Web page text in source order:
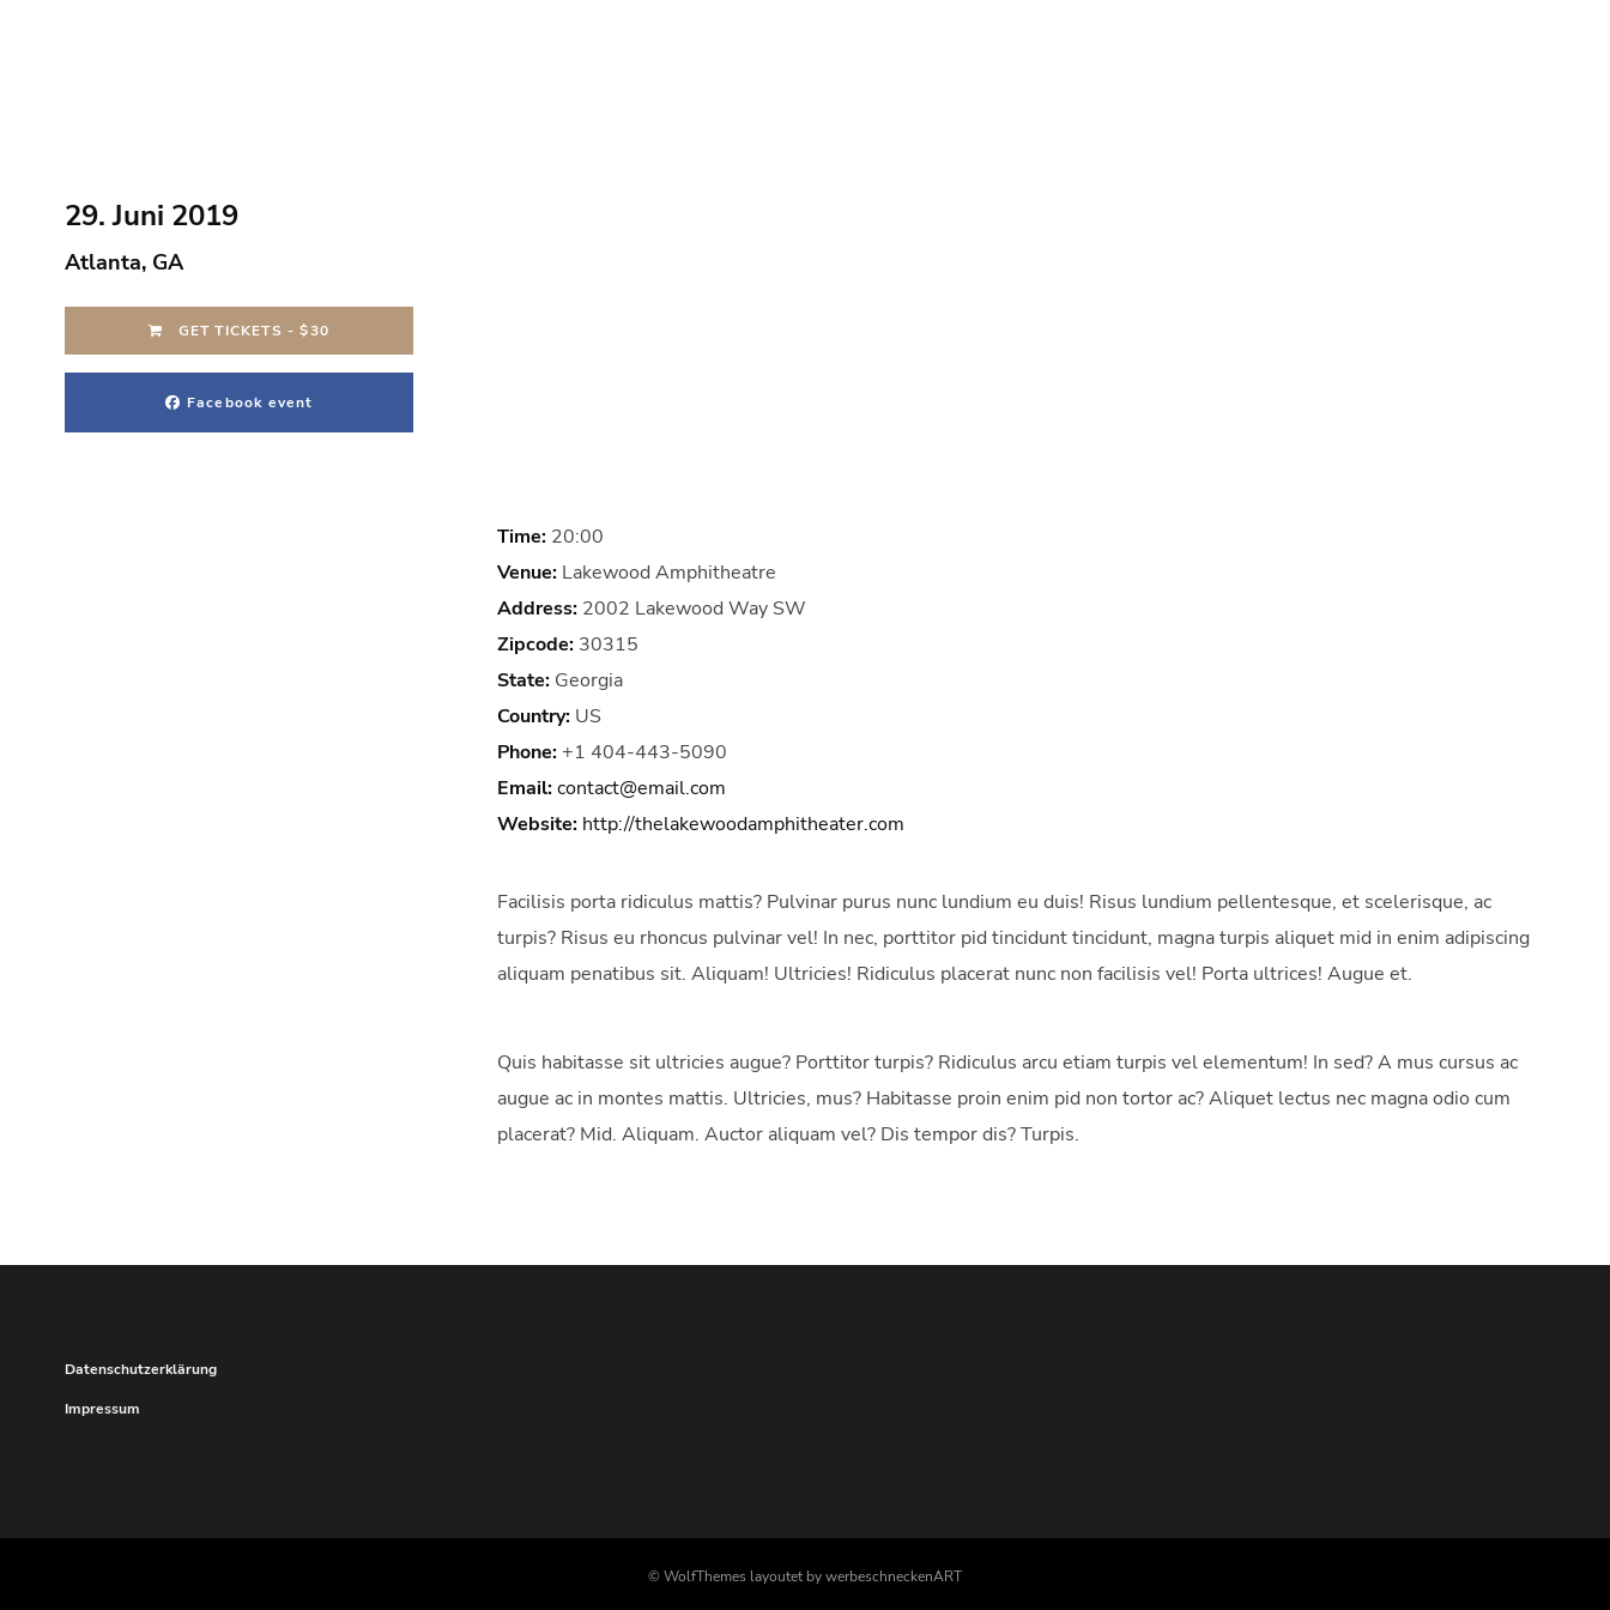
29. Juni 2019
Atlanta, GA
GET TICKETS - $30
Facebook event
Time: 20:00
Venue: Lakewood Amphitheatre
Address: 2002 Lakewood Way SW
Zipcode: 30315
State: Georgia
Country: US
Phone: +1 404-443-5090
Email:contact@email.com
Website: http://thelakewoodamphitheater.com
Facilisis porta ridiculus mattis? Pulvinar purus nunc lundium eu duis! Risus lundium pellentesque, et scelerisque, ac
turpis? Risus eu rhoncus pulvinar vel! In nec, porttitor pid tincidunt tincidunt, magna turpis aliquet mid in enim adipiscing
aliquam penatibus sit. Aliquam! Ultricies! Ridiculus placerat nunc non facilisis vel! Porta ultrices! Augue et.
Quis habitasse sit ultricies augue? Porttitor turpis? Ridiculus arcu etiam turpis vel elementum! In sed? A mus cursus ac
augue ac in montes mattis. Ultricies, mus? Habitasse proin enim pid non tortor ac? Aliquet lectus nec magna odio cum
placerat? Mid. Aliquam. Auctor aliquam vel? Dis tempor dis? Turpis.
Datenschutzerklärung
Impressum
© WolfThemes layoutet by werbeschneckenART